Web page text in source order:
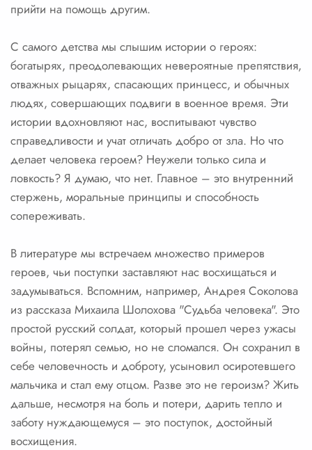
прийти на помощь другим.
С самого детства мы слышим истории о героях:
богатырях, преодолевающих невероятные препятствия,
отважных рыцарях, спасающих принцесс, и обычных
людях, совершающих подвиги в военное время. Эти
истории вдохновляют нас, воспитывают чувство
справедливости и учат отличать добро от зла. Но что
делает человека героем? Неужели только сила и
ловкость? Я думаю, что нет. Главное – это внутренний
стержень, моральные принципы и способность
сопереживать.
В литературе мы встречаем множество примеров
героев, чьи поступки заставляют нас восхищаться и
задумываться. Вспомним, например, Андрея Соколова
из рассказа Михаила Шолохова "Судьба человека". Это
простой русский солдат, который прошел через ужасы
войны, потерял семью, но не сломался. Он сохранил в
себе человечность и доброту, усыновил осиротевшего
мальчика и стал ему отцом. Разве это не героизм? Жить
дальше, несмотря на боль и потери, дарить тепло и
заботу нуждающемуся – это поступок, достойный
восхищения.